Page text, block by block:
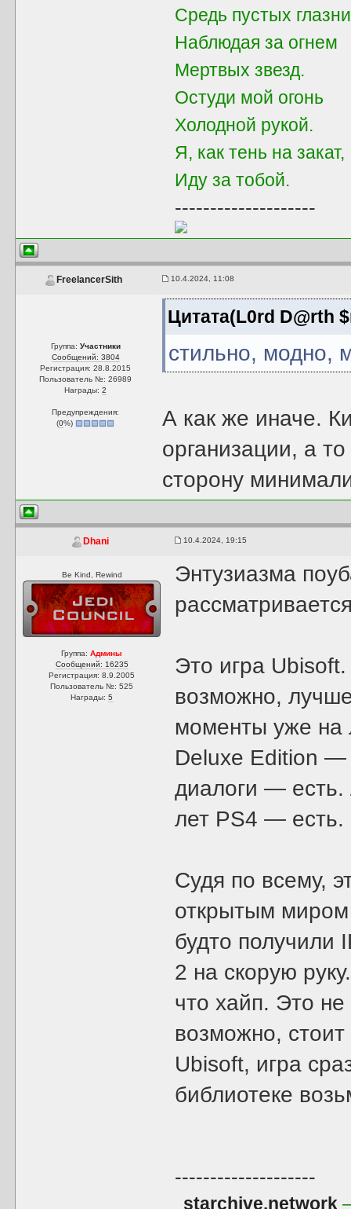
Средь пустых
Наблюдая за огнем
Мертвых звезд.
Остуди мой огонь
Холодной рукой.
Я, как тень на закат,
Иду за тобой.
--------------------
FreelancerSith 10.4.2024, 11:08
Группа: Участники
Сообщений: 3804
Регистрация: 28.8.2015
Пользователь №: 26989
Награды:2
Предупреждения:
(0%)
Цитата(L0rd D@rth
стильно, модно,
А как же иначе.
организации, а
сторону
Dhani 10.4.2024, 19:15
Be Kind, Rewind
Группа:Админы
Сообщений: 16235
Регистрация: 8.9.2005
Пользователь №: 525
Награды:5
Энтузиазма
Это игра
возможно,
моменты уже на
Deluxe Edition
диалоги —
лет PS4 — есть.
Судя по всему,
открытым
будто получили
2 на скорую
что хайп. Это не
возможно,
Ubisoft, игра
библиотеке
--------------------
starchive.network